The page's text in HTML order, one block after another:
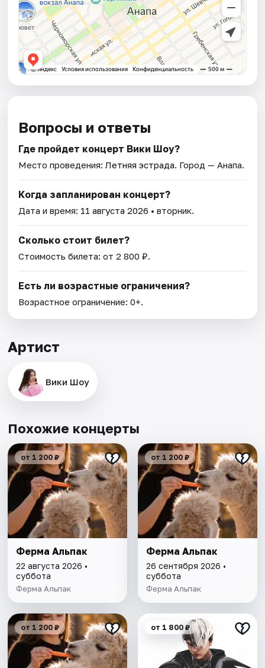
Вопросы и ответы
Где пройдет концерт Вики Шоу?
Место проведения:Летняя эстрада. Город — Анапа.
Когда запланирован концерт?
Дата и время: 11 августа 2026 • вторник.
Сколько стоит билет?
Стоимость билета: от 2 800 ₽.
Есть ли возрастные ограничения?
Возрастное ограничение: 0+.
Артист
Вики Шоу
Похожие концерты
от 1 200 ₽
Ферма Альпак
22 августа 2026 •
суббота
Ферма Альпак
от 1 200 ₽
Ферма Альпак
26 сентября 2026 •
суббота
Ферма Альпак
от 1 200 ₽ от 1 800 ₽